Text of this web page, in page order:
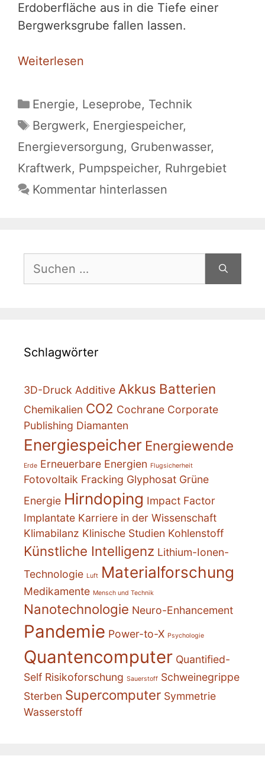
Erdoberfläche aus in die Tiefe einer
Bergwerksgrube fallen lassen.
Weiterlesen
Kategorien
Energie, Leseprobe, Technik
Schlagwörter
Bergwerk, Energiespeicher,
Energieversorgung, Grubenwasser,
Kraftwerk, Pumpspeicher, Ruhrgebiet
Kommentar hinterlassen
nach:
Schlagwörter
3D-Druck Additive Akkus Batterien
Chemikalien CO2 Cochrane Corporate
Publishing Diamanten
Energiespeicher Energiewende
Erde Erneuerbare Energien Flugsicherheit
Fotovoltaik Fracking Glyphosat Grüne
Energie Hirndoping Impact Factor
Implantate Karriere in der Wissenschaft
Klimabilanz Klinische Studien Kohlenstoff
Künstliche Intelligenz Lithium-Ionen-
Technologie Luft Materialforschung
Medikamente Mensch und Technik
Nanotechnologie Neuro-Enhancement
Pandemie Power-to-X Psychologie
Quantencomputer Quantified-
Self Risikoforschung Sauerstoff Schweinegrippe
Sterben Supercomputer Symmetrie
Wasserstoff